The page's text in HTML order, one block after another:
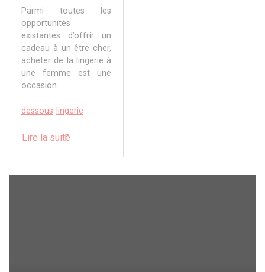
Parmi toutes les
opportunités
existantes d’offrir un
cadeau à un être cher,
acheter de la lingerie à
une femme est une
occasion...
dessous lingerie
Lire la suite